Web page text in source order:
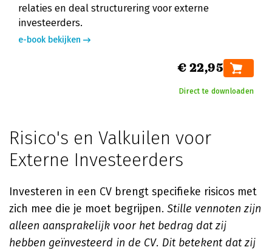
relaties en deal structurering voor externe
investeerders.
e-book bekijken
€ 22,95
Direct te downloaden
Risico's en Valkuilen voor
Externe Investeerders
Investeren in een CV brengt specifieke risicos met
zich mee die je moet begrijpen. Stille vennoten zijn
alleen aansprakelijk voor het bedrag dat zij
hebben geïnvesteerd in de CV. Dit betekent dat zij